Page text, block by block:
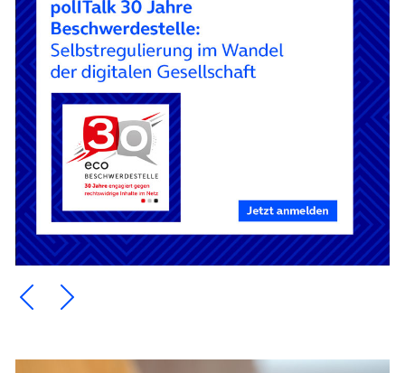
Ein Element zurück blättern
Ein Element weiter blättern